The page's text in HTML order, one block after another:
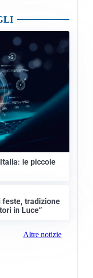
le piccole
feste, tradizione
in Luce”
Altre notizie